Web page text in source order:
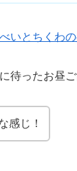
いとちくわの
待ったお昼ご
感じ！